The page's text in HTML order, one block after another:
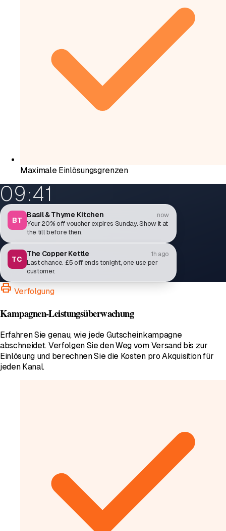
Maximale Einlösungsgrenzen
09:41
BT
Basil & Thyme Kitchen now
Your 20% off voucher expires Sunday. Show it at
the till before then.
TC
The Copper Kettle 1h ago
Last chance. £5 off ends tonight, one use per
customer.
print Verfolgung
Kampagnen-Leistungsüberwachung
Erfahren Sie genau, wie jede Gutscheinkampagne
abschneidet. Verfolgen Sie den Weg vom Versand bis zur
Einlösung und berechnen Sie die Kosten pro Akquisition für
jeden Kanal.